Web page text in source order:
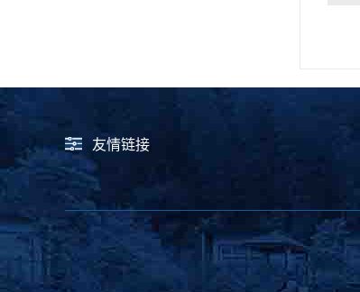
友情链接